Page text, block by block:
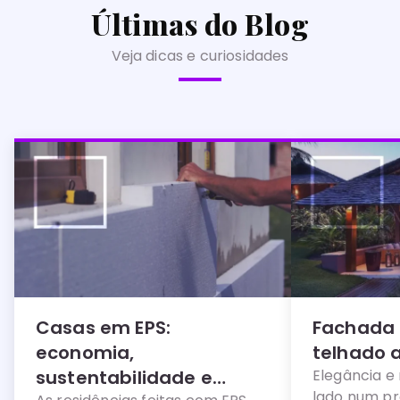
Últimas do Blog
Veja dicas e curiosidades
Casas em EPS:
economia,
sustentabilidade e
telhado
Elegância